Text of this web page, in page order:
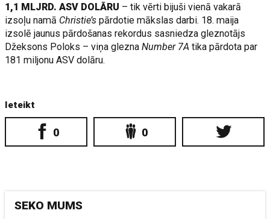
1,1 MLJRD. ASV DOLĀRU – tik vērti bijuši vienā vakarā
izsoļu namā Christie’s pārdotie mākslas darbi. 18. maija
izsolē jaunus pārdošanas rekordus sasniedza gleznotājs
Džeksons Poloks – viņa gleznaNumber 7A tika pārdota par
181 miljonu ASV dolāru.
Ieteikt
0 0
SEKO MUMS